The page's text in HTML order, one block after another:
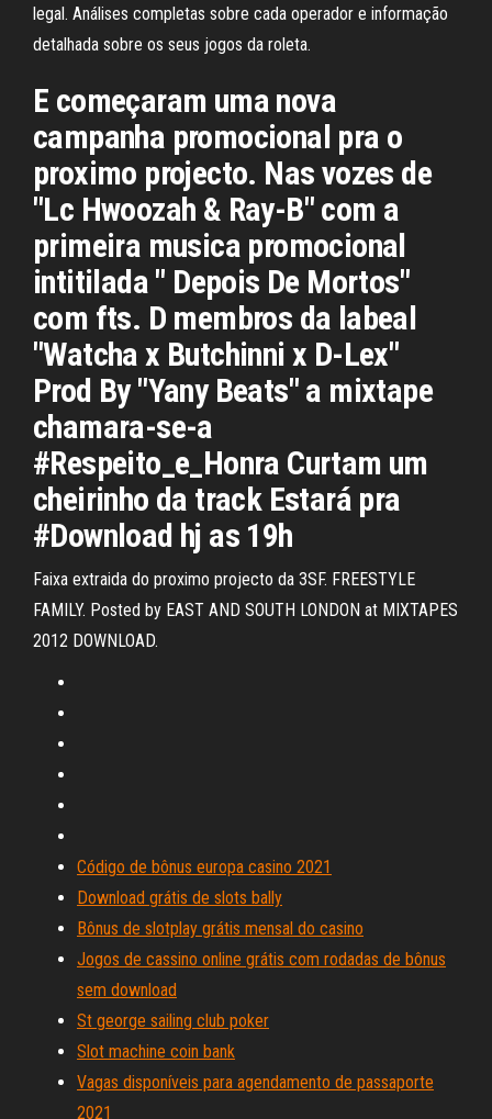
legal. Análises completas sobre cada operador e informação
detalhada sobre os seus jogos da roleta.
E começaram uma nova
campanha promocional pra o
proximo projecto. Nas vozes de
"Lc Hwoozah & Ray-B" com a
primeira musica promocional
intitilada " Depois De Mortos"
com fts. D membros da labeal
"Watcha x Butchinni x D-Lex"
Prod By "Yany Beats" a mixtape
chamara-se-a
#Respeito_e_Honra Curtam um
cheirinho da track Estará pra
#Download hj as 19h
Faixa extraida do proximo projecto da 3SF. FREESTYLE
FAMILY. Posted by EAST AND SOUTH LONDON at MIXTAPES
2012 DOWNLOAD.
Código de bônus europa casino 2021
Download grátis de slots bally
Bônus de slotplay grátis mensal do casino
Jogos de cassino online grátis com rodadas de bônus
sem download
St george sailing club poker
Slot machine coin bank
Vagas disponíveis para agendamento de passaporte
2021